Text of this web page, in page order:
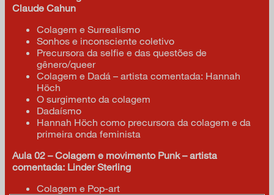
Claude Cahun
Colagem e Surrealismo
Sonhos e inconsciente coletivo
Precursora da selfie e das questões de
gênero/queer
Colagem e Dadá – artista comentada: Hannah
Höch
O surgimento da colagem
Dadaísmo
Hannah Höch como precursora da colagem e da
primeira onda feminista
Aula 02 – Colagem e movimento Punk – artista
comentada: Linder Sterling
Colagem e Pop-art